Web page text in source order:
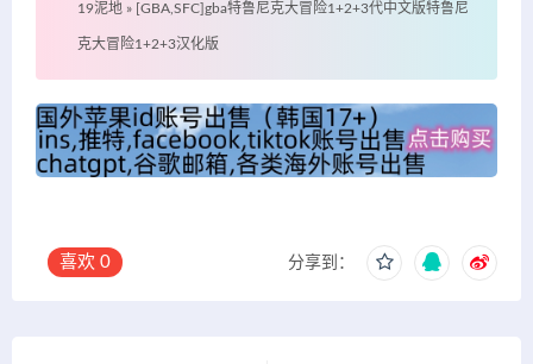
19泥地 » [GBA,SFC]gba特鲁尼克大冒险1+2+3代中文版特鲁尼
克大冒险1+2+3汉化版
喜欢 0 分享到：